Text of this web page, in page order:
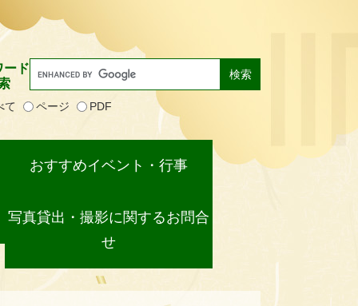
ード
て ページ PDF
おすすめイベント・行事
写真貸出・撮影に関するお問合
せ